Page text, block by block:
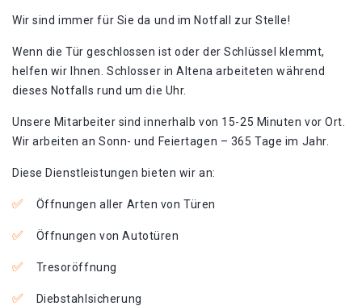
Wir sind immer für Sie da und im Notfall zur Stelle!
Wenn die Tür geschlossen ist oder der Schlüssel klemmt,
helfen wir Ihnen. Schlosser in Altena arbeiteten während
dieses Notfalls rund um die Uhr.
Unsere Mitarbeiter sind innerhalb von 15-25 Minuten vor Ort.
Wir arbeiten an Sonn- und Feiertagen – 365 Tage im Jahr.
Diese Dienstleistungen bieten wir an:
Öffnungen aller Arten von Türen
Öffnungen von Autotüren
Tresoröffnung
Diebstahlsicherung